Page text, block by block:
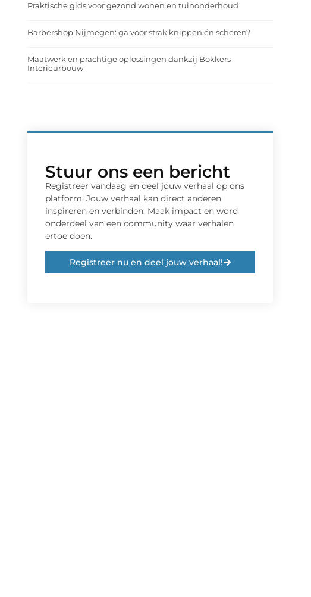
Praktische gids voor gezond wonen en tuinonderhoud
Barbershop Nijmegen: ga voor strak knippen én scheren?
Maatwerk en prachtige oplossingen dankzij Bokkers
Interieurbouw
Stuur ons een bericht
Registreer vandaag en deel jouw verhaal op ons
platform. Jouw verhaal kan direct anderen
inspireren en verbinden. Maak impact en word
onderdeel van een community waar verhalen
ertoe doen.
Registreer nu en deel jouw verhaal!